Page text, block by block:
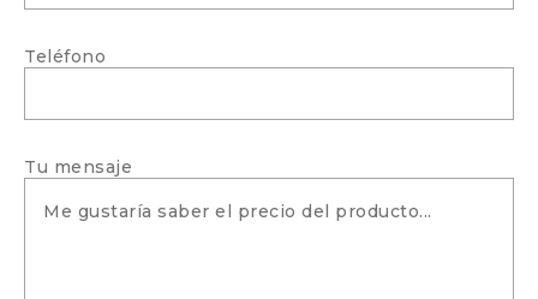
Teléfono
Tu mensaje